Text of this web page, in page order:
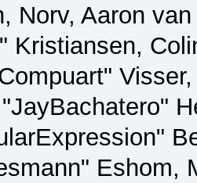
Norv, Aaron
Kristiansen,
Eshom,